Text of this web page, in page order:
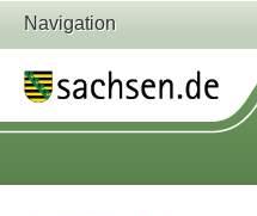
Navigation